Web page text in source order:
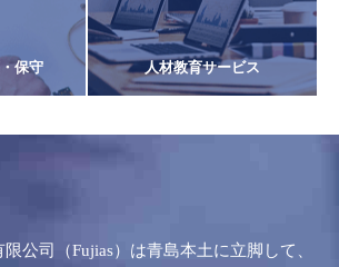
保守 人材教育サービス
公司（Fujias）は青島本土に立脚して、